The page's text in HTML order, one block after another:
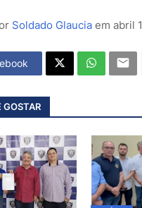
Soldado Glaucia em abril
GOSTAR